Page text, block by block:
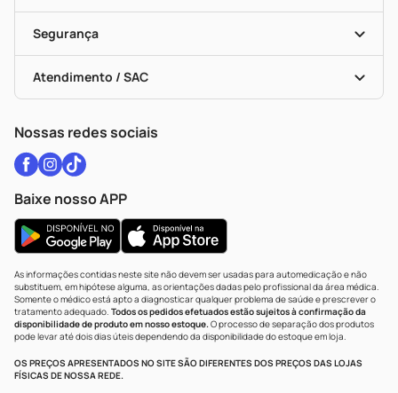
Cupons E Ofertas
Black Friday
Alomed
Formas De Pagamento
Troca E Devolução
Bulas De A A Z
Políticas De Marketplace
Vacinas
Serviços Farmacêuticos
Testes Rápidos
Autoteste Covid-19
Vacinas
Segurança
Certificado De Segurança
Portal Da Privacidade
Atendimento / SAC
WhatsApp (47) 9202-1687
Nossas redes sociais
Baixe nosso APP
As informações contidas neste site não devem ser usadas para automedicação e não
substituem, em hipótese alguma, as orientações dadas pelo profissional da área médica.
Somente o médico está apto a diagnosticar qualquer problema de saúde e prescrever o
tratamento adequado. Todos os pedidos efetuados estão sujeitos à confirmação da
disponibilidade de produto em nosso estoque.O processo de separação dos produtos
pode levar até dois dias úteis dependendo da disponibilidade do estoque em loja.
OS PREÇOS APRESENTADOS NO SITE SÃO DIFERENTES DOS PREÇOS DAS LOJAS
FÍSICAS DE NOSSA REDE.